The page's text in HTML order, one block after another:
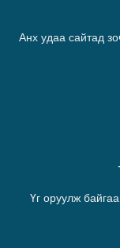
Анх удаа сайтад
Үг оруулж